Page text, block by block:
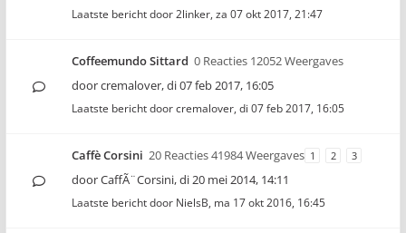
Laatste bericht door2linker, za 07 okt 2017, 21:47
Coffeemundo Sittard 0 Reacties 12052 Weergaves
doorcremalover,di 07 feb 2017, 16:05
Laatste bericht doorcremalover, di 07 feb 2017, 16:05
Caffè Corsini 20 Reacties 41984 Weergaves 1 2 3
doorCaffÃ¨Corsini,di 20 mei 2014, 14:11
Laatste bericht door NielsB, ma 17 okt 2016, 16:45